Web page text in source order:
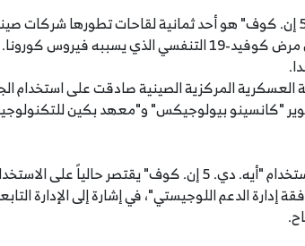
واللقاح الذي يُطلق عليه اسم "أيه. دي. 5 إن. كوف" هو أحد ثمانية لقاحات
موافقة لتجربتها على البشر للوقاية من مرض كوفيد-19 التنفسي
"كانسينو بيولوجيكس" و"معهد بكين للتكنولوجيا
وأوضحت "كانسينو بيولوجيكس" أن "استخدام "أيه. دي. 5 إن. كوف"
الدعم اللوجيستي"، في إشارة إلى الإدارة